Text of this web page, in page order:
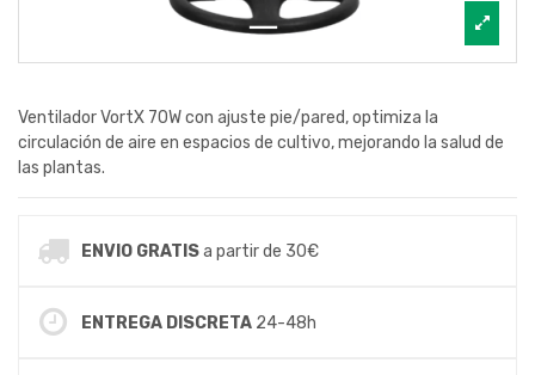
Ventilador VortX 70W con ajuste pie/pared, optimiza la
circulación de aire en espacios de cultivo, mejorando la salud de
las plantas.
ENVIO GRATISa partir de 30€
ENTREGA DISCRETA 24-48h